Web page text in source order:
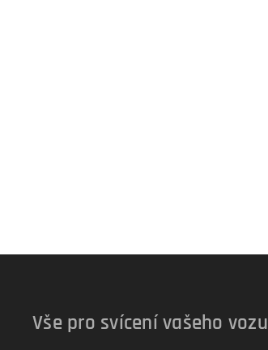
Vše pro svícení vašeho vozu